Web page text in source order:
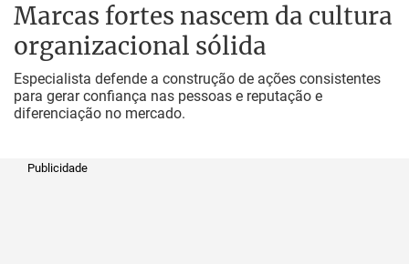
Marcas fortes nascem da cultura
organizacional sólida
Especialista defende a construção de ações consistentes
para gerar confiança nas pessoas e reputação e
diferenciação no mercado.
Publicidade